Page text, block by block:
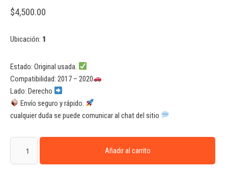
$4,500.00
Ubicación: 1
Estado: Original usada.
Compatibilidad: 2017 – 2020
Lado: Derecho
Envío seguro y rápido.
cualquier duda se puede comunicar al chat del sitio
Añadir al carrito